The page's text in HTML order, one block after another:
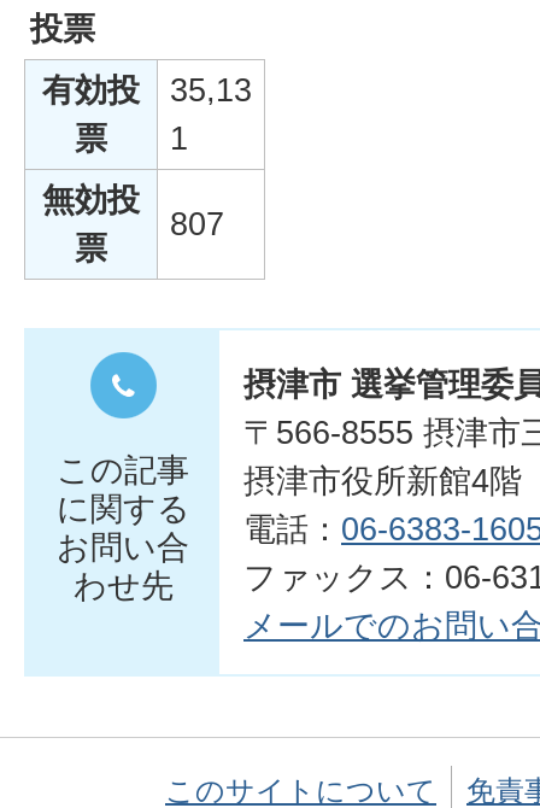
投票
有効投
票
35,13
1
無効投
票
807
この記事
に関する
お問い合
わせ先
摂津市 選挙管理委
〒566-8555 摂津市
摂津市役所新館4階
電話： 06-6383-
ファックス：06-
メールでのお問い
このサイトについて
免責